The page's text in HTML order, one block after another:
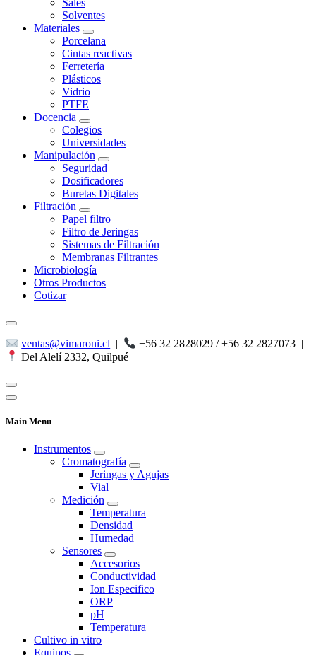
Solventes
Materiales
Porcelana
Cintas reactivas
Ferretería
Plásticos
Vidrio
PTFE
Docencia
Colegios
Universidades
Manipulación
Seguridad
Dosificadores
Buretas Digitales
Filtración
Papel filtro
Filtro de Jeringas
Sistemas de Filtración
Membranas Filtrantes
Microbiología
Otros Productos
Cotizar
ventas@vimaroni.cl | +56 32 2828029 / +56 32 2827073 |
Del Alelí 2332, Quilpué
Main Menu
Instrumentos
Cromatografía
Jeringas y Agujas
Vial
Medición
Temperatura
Densidad
Humedad
Sensores
Accesorios
Conductividad
Ion Especifico
ORP
pH
Temperatura
Cultivo in vitro
Equipos